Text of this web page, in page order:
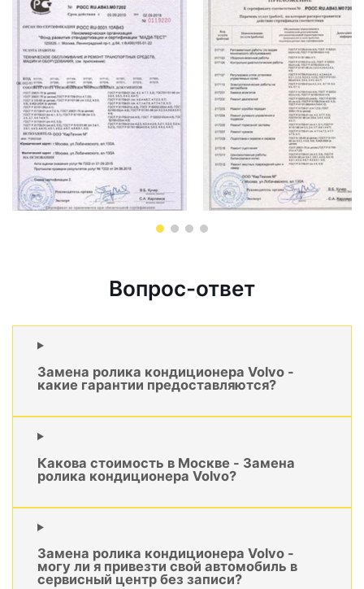
Вопрос-ответ
Замена ролика кондиционера Volvo -
какие гарантии предоставляются?
Какова стоимость в Москве - Замена
ролика кондиционера Volvo?
Замена ролика кондиционера Volvo -
могу ли я привезти свой автомобиль в
сервисный центр без записи?